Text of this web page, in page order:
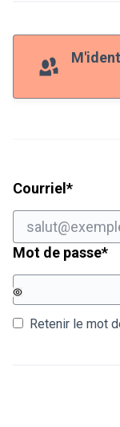
Courriel *
Mot de passe*
Retenir le mot